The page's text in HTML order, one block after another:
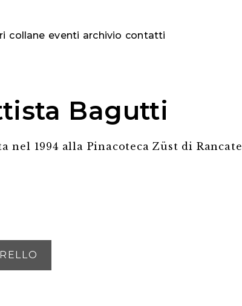
collane eventi archivio contatti
Bagutti
nel 1994 alla Pinacoteca Züst di Rancate